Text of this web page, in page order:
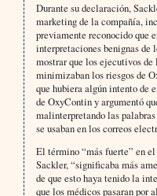
Durante su declaración,
marketing de la compañía,
previamente reconocido que
interpretaciones benignas de
mostrar que los ejecutivos de
minimizaban los riesgos de
que hubiera algún intento de
de OxyContin y argumentó
malinterpretando las
se usaban en los correos
El término “más fuerte” en
Sackler, “significaba más
de que esto haya tenido la
que los médicos pasaran por